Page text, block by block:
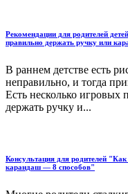
Рекомендации для родителей
правильно держать ручку или
В раннем детстве есть
неправильно, и тогда
Есть несколько игровых
держать ручку и...
Консультация для родителей
карандаш — 8 способов"